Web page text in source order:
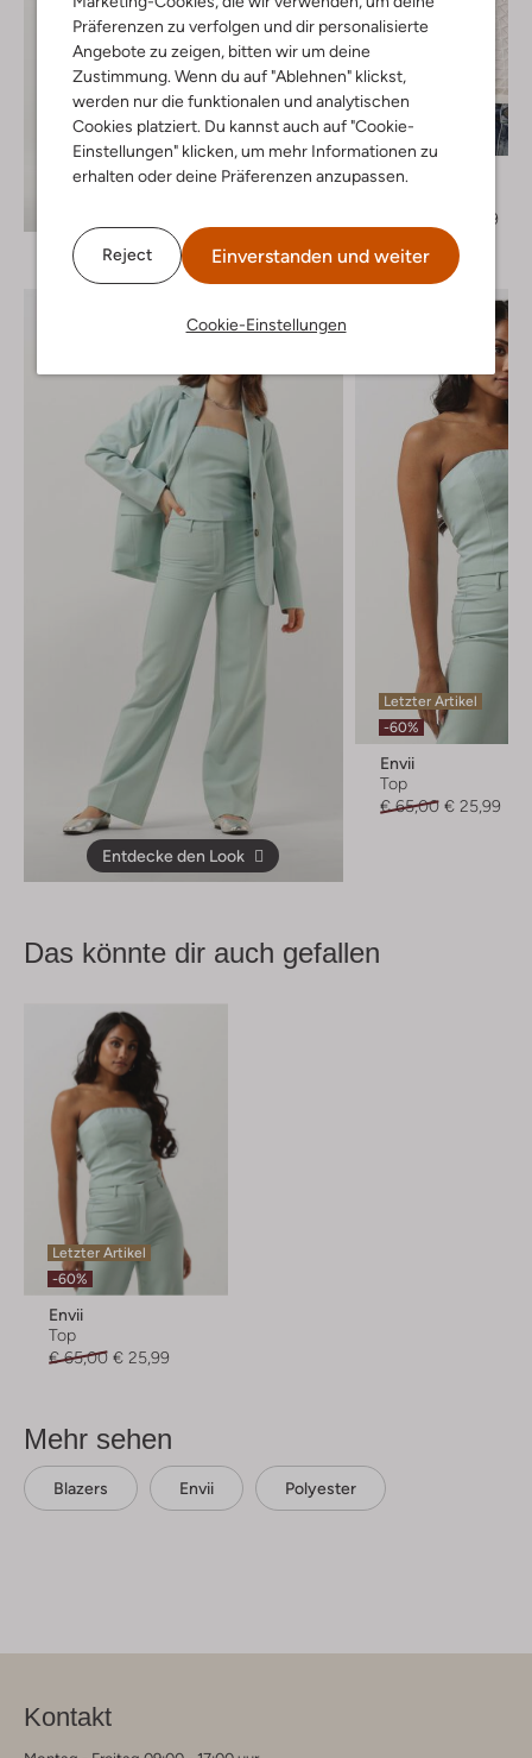
Präferenzen zu verfolgen und dir personalisierte
Angebote zu zeigen, bitten wir um deine
Zustimmung. Wenn du auf "Ablehnen" klickst,
werden nur die funktionalen und analytischen
Cookies platziert. Du kannst auch auf "Cookie-
Einstellungen" klicken, um mehr Informationen zu
erhalten oder deine Präferenzen anzupassen.
Reject Einverstanden und weiter
Cookie-Einstellungen
Suncoo
€ 39,99
Entdecke den Look
Letzter Artikel
-60%
Envii
Top
€ 65,00 € 25,99
Das könnte dir auch gefallen
Letzter Artikel
-60%
Envii
Top
€ 65,00 € 25,99
Mehr sehen
Blazers Envii Polyester
Kontakt